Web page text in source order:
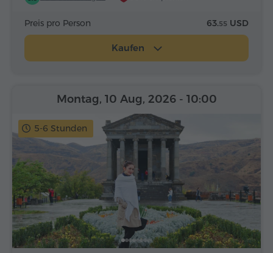
Preis pro Person 63.55 USD
Kaufen
5-6 Stunden
Montag, 10 Aug, 2026 - 10:00